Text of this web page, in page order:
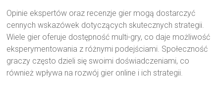
Opinie ekspertów oraz recenzje gier mogą dostarczyć
cennych wskazówek dotyczących skutecznych strategii.
Wiele gier oferuje dostępność multi-gry, co daje możliwość
eksperymentowania z różnymi podejściami. Społeczność
graczy często dzieli się swoimi doświadczeniami, co
również wpływa na rozwój gier online i ich strategii.